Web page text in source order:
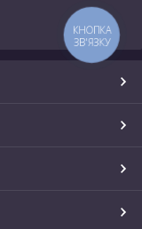
КНОПКА
ЗВ'ЯЗКУ